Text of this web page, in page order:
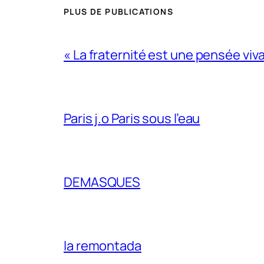
PLUS DE PUBLICATIONS
« La fraternité est une pensée
Paris j.o Paris sous l’eau
DEMASQUES
la remontada